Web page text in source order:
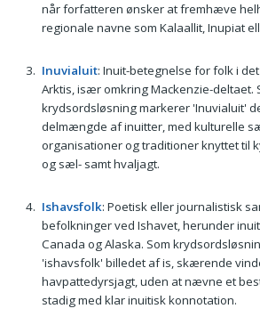
når forfatteren ønsker at fremhæve
regionale navne som Kalaallit, Inupiat
Inuvialuit: Inuit-betegnelse for folk i
Arktis, især omkring Mackenzie-deltaet.
krydsordsløsning markerer 'Inuvialuit'
delmængde af inuitter, med kulturelle
organisationer og traditioner knyttet til
og sæl- samt hvaljagt.
Ishavsfolk: Poetisk eller journalistisk
befolkninger ved Ishavet, herunder
Canada og Alaska. Som
'ishavsfolk' billedet af is, skærende
havpattedyrsjagt, uden at nævne et
stadig med klar inuitisk konnotation.